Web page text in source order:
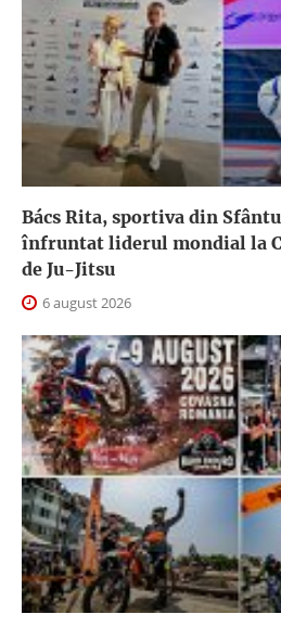
Bács Rita, sportiva din
înfruntat liderul mondial la
de Ju-Jitsu
6 august 2026